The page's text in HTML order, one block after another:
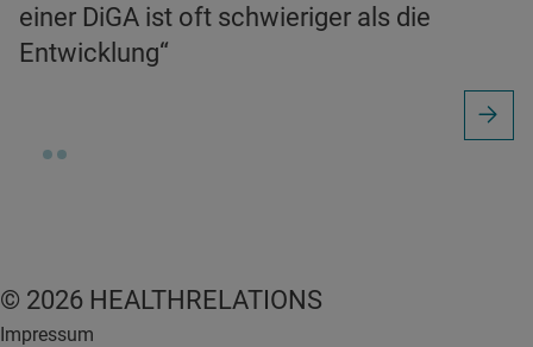
einer DiGA ist oft schwieriger als die
Entwicklung“
© 2026 HEALTHRELATIONS
Impressum